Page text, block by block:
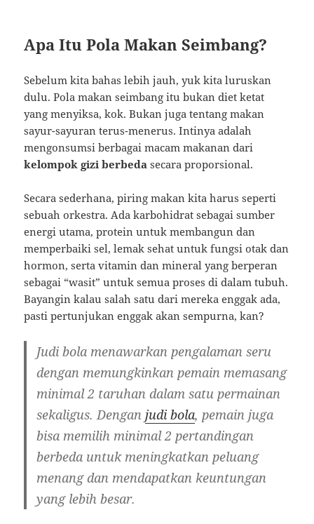
Apa Itu Pola Makan Seimbang?
Sebelum kita bahas lebih jauh, yuk kita luruskan
dulu. Pola makan seimbang itu bukan diet ketat
yang menyiksa, kok. Bukan juga tentang makan
sayur-sayuran terus-menerus. Intinya adalah
mengonsumsi berbagai macam makanan dari
kelompok gizi berbeda secara proporsional.
Secara sederhana, piring makan kita harus seperti
sebuah orkestra. Ada karbohidrat sebagai sumber
energi utama, protein untuk membangun dan
memperbaiki sel, lemak sehat untuk fungsi otak dan
hormon, serta vitamin dan mineral yang berperan
sebagai “wasit” untuk semua proses di dalam tubuh.
Bayangin kalau salah satu dari mereka enggak ada,
pasti pertunjukan enggak akan sempurna, kan?
Judi bola menawarkan pengalaman seru
dengan memungkinkan pemain memasang
minimal 2 taruhan dalam satu permainan
sekaligus. Dengan judi bola, pemain juga
bisa memilih minimal 2 pertandingan
berbeda untuk meningkatkan peluang
menang dan mendapatkan keuntungan
yang lebih besar.